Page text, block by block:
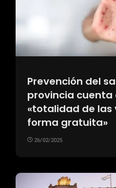
Prevención del
provincia cuenta
«totalidad de las
forma gratuita»
26/02/2025